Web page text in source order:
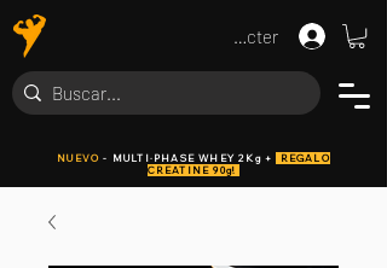
NUEVO - MULTI·PHASE WHEY 2Kg +
REGALO
CREATINE 90g!
Se connecter